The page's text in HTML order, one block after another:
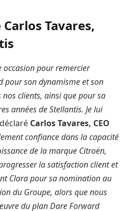
Tavares,
occasion pour remercier
pour son dynamisme et son
clients, ainsi que pour sa
années de Stellantis. Je lui
Carlos Tavares, CEO
confiance dans la capacité
de la marque Citroën,
la satisfaction client et
Clara pour sa nomination au
du Groupe, alors que nous
du plan Dare Forward